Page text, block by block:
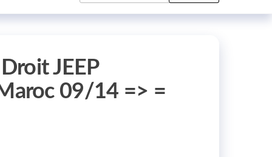
JEEP
09/14 => =